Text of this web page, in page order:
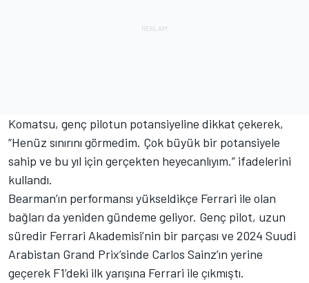
Komatsu, genç pilotun potansiyeline dikkat çekerek,
“Henüz sınırını görmedim. Çok büyük bir potansiyele
sahip ve bu yıl için gerçekten heyecanlıyım.” ifadelerini
kullandı.
Bearman’ın performansı yükseldikçe Ferrari ile olan
bağları da yeniden gündeme geliyor. Genç pilot, uzun
süredir Ferrari Akademisi’nin bir parçası ve 2024 Suudi
Arabistan Grand Prix’sinde Carlos Sainz’ın yerine
geçerek F1’deki ilk yarışına Ferrari ile çıkmıştı.